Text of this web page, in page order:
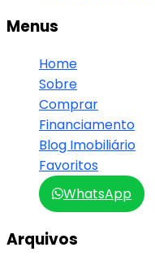
Menus
Home
Sobre
Comprar
Financiamento
Blog Imobiliário
Favoritos
WhatsApp
Arquivos